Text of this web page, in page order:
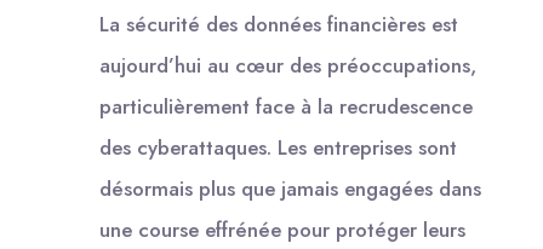
La sécurité des données financières est
aujourd’hui au cœur des préoccupations,
particulièrement face à la recrudescence
des cyberattaques. Les entreprises sont
désormais plus que jamais engagées dans
une course effrénée pour protéger leurs